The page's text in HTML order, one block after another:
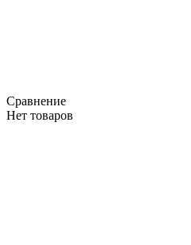
Сравнение
Нет товаров